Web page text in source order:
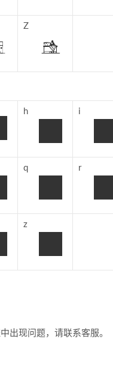
Z
h i
q r
z
出现问题，请联系客服。